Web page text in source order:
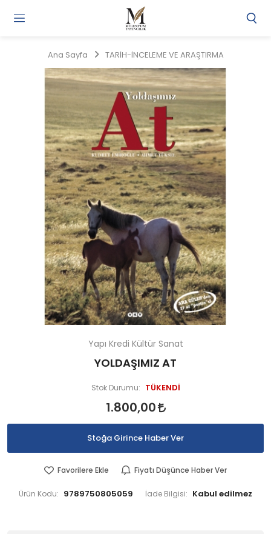
Ana Sayfa TARİH-İNCELEME VE ARAŞTIRMA
Yapı Kredi Kültür Sanat
YOLDAŞIMIZ AT
Stok Durumu: TÜKENDİ
1.800,00
Stoğa Girince Haber Ver
Favorilere Ekle Fiyatı Düşünce Haber Ver
Ürün Kodu: 9789750805059 İade Bilgisi: